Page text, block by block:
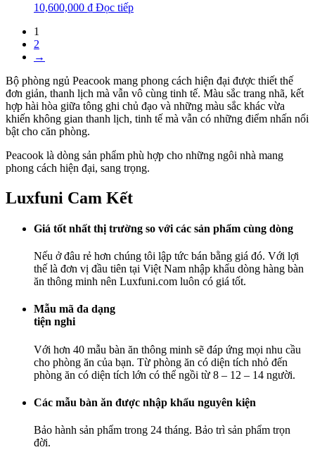
10,600,000 ₫ Đọc tiếp
1
2
→
Bộ phòng ngủ Peacook mang phong cách hiện đại được thiết thế
đơn giản, thanh lịch mà vẫn vô cùng tinh tế. Màu sắc trang nhã, kết
hợp hài hòa giữa tông ghi chủ đạo và những màu sắc khác vừa
khiến không gian thanh lịch, tinh tế mà vẫn có những điểm nhấn nổi
bật cho căn phòng.
Peacook là dòng sản phẩm phù hợp cho những ngôi nhà mang
phong cách hiện đại, sang trọng.
Luxfuni Cam Kết
Giá tốt nhất thị trường so với các sản phẩm cùng dòng
Nếu ở đâu rẻ hơn chúng tôi lập tức bán bằng giá đó. Với lợi
thế là đơn vị đầu tiên tại Việt Nam nhập khẩu dòng hàng bàn
ăn thông minh nên Luxfuni.com luôn có giá tốt.
Mẫu mã đa dạng
tiện nghi
Với hơn 40 mẫu bàn ăn thông minh sẽ đáp ứng mọi nhu cầu
cho phòng ăn của bạn. Từ phòng ăn có diện tích nhỏ đến
phòng ăn có diện tích lớn có thể ngồi từ 8 – 12 – 14 người.
Các mẫu bàn ăn được nhập khẩu nguyên kiện
Bảo hành sản phẩm trong 24 tháng. Bảo trì sản phẩm trọn
đời.